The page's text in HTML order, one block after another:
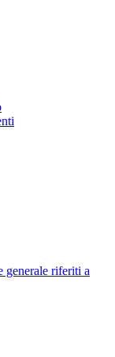
generale riferiti a